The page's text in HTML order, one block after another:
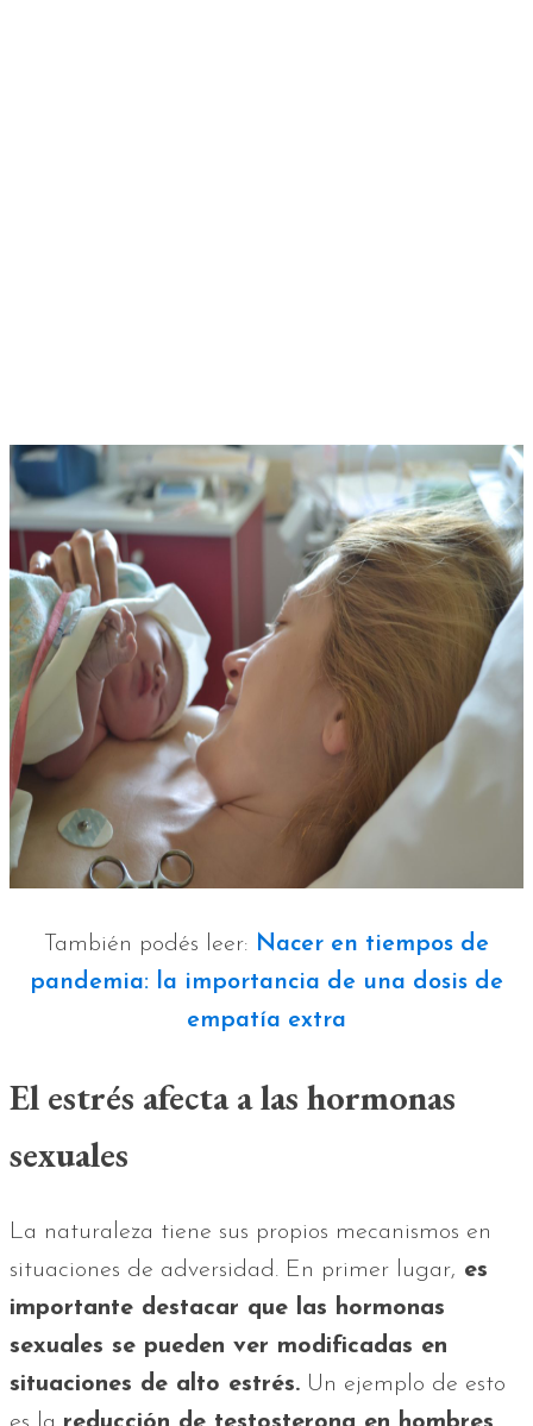
También podés leer: Nacer en tiempos de
pandemia: la importancia de una dosis de
empatía extra
El estrés afecta a las hormonas
sexuales
La naturaleza tiene sus propios mecanismos en
situaciones de adversidad. En primer lugar, es
importante destacar que las hormonas
sexuales se pueden ver modificadas en
situaciones de alto estrés. Un ejemplo de esto